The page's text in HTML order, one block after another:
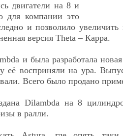
двигатели на 8 и
для компании это
и позволило
версия Тhеtа – Каppа.
и была разработала
её восприняли на ура.
Всего было продано
Dilambda на 8
в ралли.